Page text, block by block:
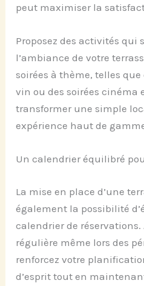
peut maximiser la
Proposez des activités qui
l’ambiance de votre
soirées à thème, telles
vin ou des soirées cinéma
transformer une simple
expérience haut de
Un calendrier équilibré
La mise en place d’une
également la possibilité
calendrier de
régulière même lors des
renforcez votre
d’esprit tout en